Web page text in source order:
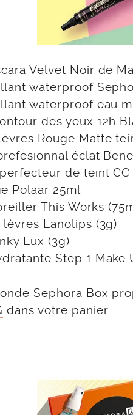
Velvet Noir de
waterproof
waterproof eau
des yeux 12h
Rouge Matte
éclat
de teint
Polaar 25ml
This Works
Lanolips (3g)
Lux (3g)
Step 1 Make
Sephora Box
dans votre panier :